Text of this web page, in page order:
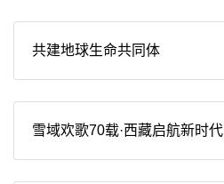
共建地球生命共同体
雪域欢歌70载·西藏启航新时代